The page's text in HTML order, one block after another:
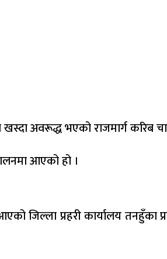
खस्दा अवरूद्ध भएको राजमार्ग करिब
आएको हो ।
जिल्ला प्रहरी कार्यालय तनहुँका